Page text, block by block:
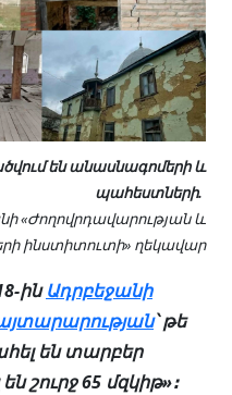
են անասնագոմերի և
պահեստների.
«Ժողովրդավարության և
ինստիտուտի» ղեկավար
ինԱդրբեջանի
՝ թե
են տարբեր
շուրջ 65 մզկիթ»։